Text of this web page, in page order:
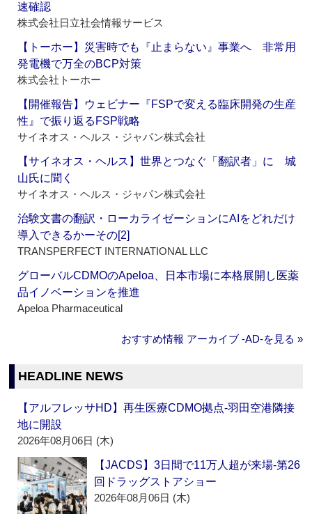
速確認
株式会社日立社会情報サービス
【トーホー】災害時でも『止まらない』事業へ 非常用
発電機で万全のBCP対策
株式会社トーホー
【開催報告】ウェビナー『FSPで変える臨床開発の生産
性』で振り返るFSP戦略
サイネオス・ヘルス・ジャパン株式会社
【サイネオス・ヘルス】世界とつなぐ「翻訳者」に 城
山氏に聞く
サイネオス・ヘルス・ジャパン株式会社
治験文書の翻訳・ローカライゼーションにAIをどれだけ
導入できるかーその[2]
TRANSPERFECT INTERNATIONAL LLC
グローバルCDMOのApeloa、日本市場に本格展開し医薬
品イノベーションを推進
Apeloa Pharmaceutical
おすすめ情報 アーカイブ ‐AD‐を見る »
HEADLINE NEWS
【アルフレッサHD】再生医療CDMO拠点‐羽田空港隣接
地に開設
2026年08月06日 (木)
【JACDS】3日間で11万人超が来場‐第26
回ドラッグストアショー
2026年08月06日 (木)